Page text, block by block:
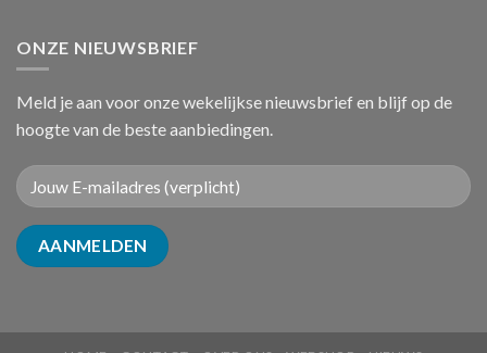
ONZE NIEUWSBRIEF
Meld je aan voor onze wekelijkse nieuwsbrief en blijf op de
hoogte van de beste aanbiedingen.